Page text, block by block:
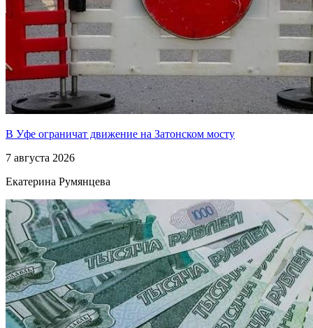
В Уфе ограничат движение на Затонском мосту
7 августа 2026
Екатерина Румянцева